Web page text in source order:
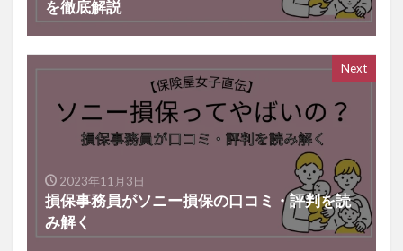
を徹底解説
Next
2023年11月3日
損保事務員がソニー損保の口コミ・評判を読
み解く